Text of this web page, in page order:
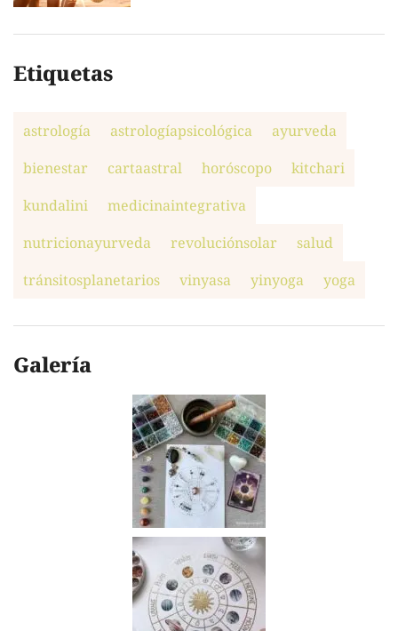
Etiquetas
astrología astrologíapsicológica
ayurveda
bienestar
cartaastral horóscopo
kitchari
kundalini
medicinaintegrativa
nutricionayurveda
revoluciónsolar
salud
tránsitosplanetarios
vinyasa yinyoga yoga
Galería